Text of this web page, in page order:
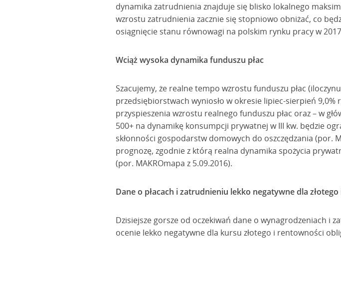
dynamika zatrudnienia znajduje się blisko lokalnego
wzrostu zatrudnienia zacznie się stopniowo obniżać, co
osiągnięcie stanu równowagi na polskim rynku pracy w
Wciąż wysoka dynamika funduszu płac
Szacujemy, że realne tempo wzrostu funduszu płac
przedsiębiorstwach wyniosło w okresie lipiec-sierpień 9,0%
przyspieszenia wzrostu realnego funduszu płac oraz – w
500+ na dynamikę konsumpcji prywatnej w III kw. będzie
skłonności gospodarstw domowych do oszczędzania (por.
prognozę, zgodnie z którą realna dynamika spożycia
(por. MAKROmapa z 5.09.2016).
Dane o płacach i zatrudnieniu lekko negatywne dla
Dzisiejsze gorsze od oczekiwań dane o wynagrodzeniach i
ocenie lekko negatywne dla kursu złotego i rentowności